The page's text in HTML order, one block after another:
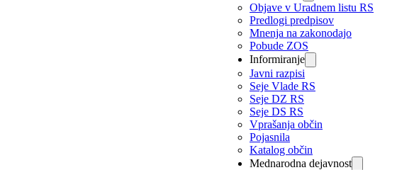
Objave v Uradnem listu RS
Predlogi predpisov
Mnenja na zakonodajo
Pobude ZOS
Informiranje
Javni razpisi
Seje Vlade RS
Seje DZ RS
Seje DS RS
Vprašanja občin
Pojasnila
Katalog občin
Mednarodna dejavnost